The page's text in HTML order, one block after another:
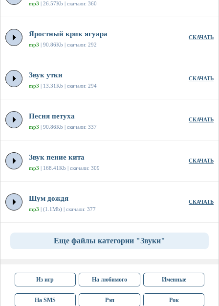
mp3 | 26.57Kb | скачали: 360
Яростный крик ягуара
mp3 | 90.86Kb | скачали: 292
СКАЧАТЬ
Звук утки
mp3 | 13.31Kb | скачали: 294
СКАЧАТЬ
Песня петуха
mp3 | 90.86Kb | скачали: 337
СКАЧАТЬ
Звук пение кита
mp3 | 168.41Kb | скачали: 309
СКАЧАТЬ
Шум дождя
mp3 | (1.1Mb) | скачали: 377
СКАЧАТЬ
Еще файлы категории "Звуки"
Из игр На любимого Именные
На SMS Рэп Рок